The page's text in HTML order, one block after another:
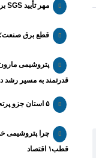
مهر تأیید SGS بر استانداردهای جهانیِ شرکت عملیات اکتشاف نفت
قطع برق صنعت؛
پتروشیمی
قدرتمند به مسیر رشد در
۵ استان جزو پرتحرک‌ترین اقتصاد‌های کشور
چرا پتروشیمی
قطب۱ اقتصاد